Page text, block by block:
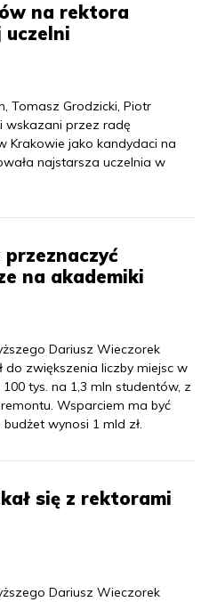
na rektora
Tomasz Grodzicki, Piotr
wskazani przez radę
Krakowie jako kandydaci na
najstarsza uczelnia w
na akademiki
Dariusz Wieczorek
do zwiększenia liczby miejsc w
tys. na 1,3 mln studentów, z
Wsparciem ma być
wynosi 1 mld zł.
się z rektorami
Dariusz Wieczorek